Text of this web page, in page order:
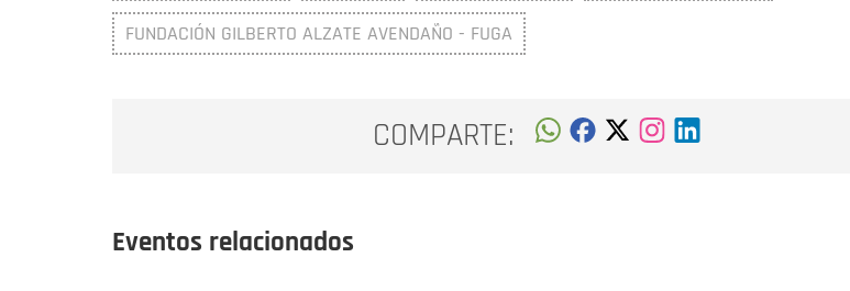
FUNDACIÓN GILBERTO ALZATE AVENDAÑO - FUGA
COMPARTE:
Eventos relacionados